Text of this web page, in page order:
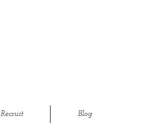
Recruit Blog